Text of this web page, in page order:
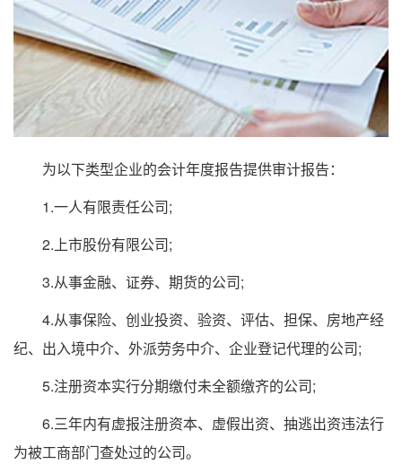
为以下类型企业的会计年度报告提供审计报告：
1.一人有限责任公司;
2.上市股份有限公司;
3.从事金融、证券、期货的公司;
4.从事保险、创业投资、验资、评估、担保、房地产经
纪、出入境中介、外派劳务中介、企业登记代理的公司;
5.注册资本实行分期缴付未全额缴齐的公司;
6.三年内有虚报注册资本、虚假出资、抽逃出资违法行
为被工商部门查处过的公司。